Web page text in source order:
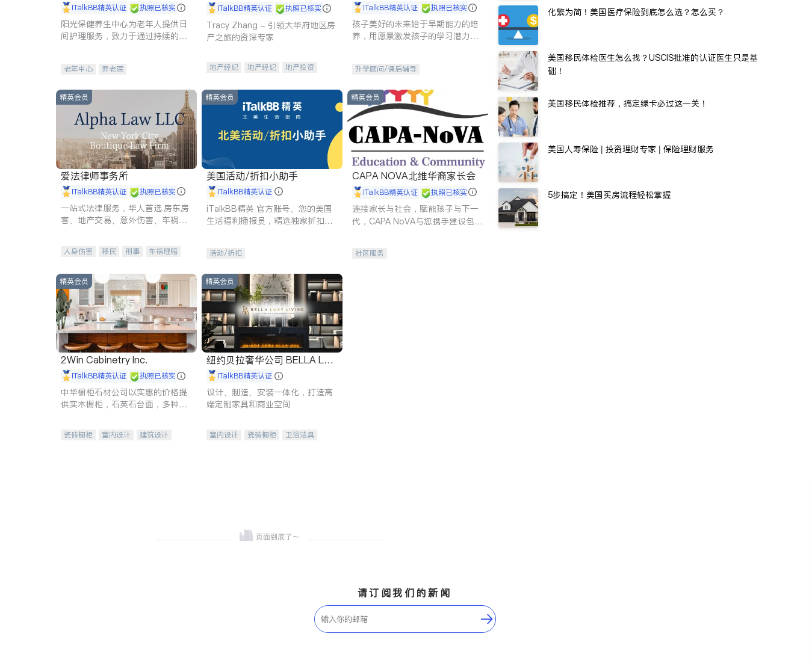
iTalkBB精英认证 执照已核实
阳光保健养生中心为老年人提供日
间护理服务，致力于通过持续的护
老年中心 养老院
iTalkBB精英认证 执照已核实
Tracy Zhang - 引领大华府地区房
产之旅的资深专家
地产经纪 地产经纪
地产投资
iTalkBB精英认证 执照已核实
孩子美好的未来始于早期能力的培
养，用愿景激发孩子的学习潜力和
升学顾问/课后辅导
精英会员
爱法律师事务所
iTalkBB精英认证 执照已核实
一站式法律服务，华人首选.房东房
客、地产交易、意外伤害、车祸重
人身伤害 移民 刑事
车祸理赔
商标注册
索赔 律师-其它 保释
精英会员
美国活动/折扣小助手
iTalkBB精英认证
iTalkBB精英 官方账号。您的美国
生活福利播报员，精选独家折扣、
活动/折扣
精英会员
CAPA NOVA北维华裔家长会
iTalkBB精英认证 执照已核实
连接家长与社会，赋能孩子与下一
代，CAPA NoVA与您携手建设包
社区服务
精英会员
2Win Cabinetry Inc.
iTalkBB精英认证 执照已核实
中华橱柜石材公司以实惠的价格提
供实木橱柜，石英石台面，多种优
机。品质厨房，家的选择。
瓷砖橱柜 室内设计
建筑设计
精英会员
纽约贝拉奢华公司 BELLA LUX
E iTalkBB精英认证
设计、制造、安装一体化，打造高
端定制家具和商业空间
室内设计 瓷砖橱柜
卫浴洁具
化繁为简！美国医疗保险到底怎么选？怎么买？
美国移民体检医生怎么找？USCIS批准的认证医生只是基
础！
美国移民体检推荐，搞定绿卡必过这一关！
美国人寿保险 | 投资理财专家 | 保险理财服务
5步搞定！美国买房流程轻松掌握
请订阅我们的新闻